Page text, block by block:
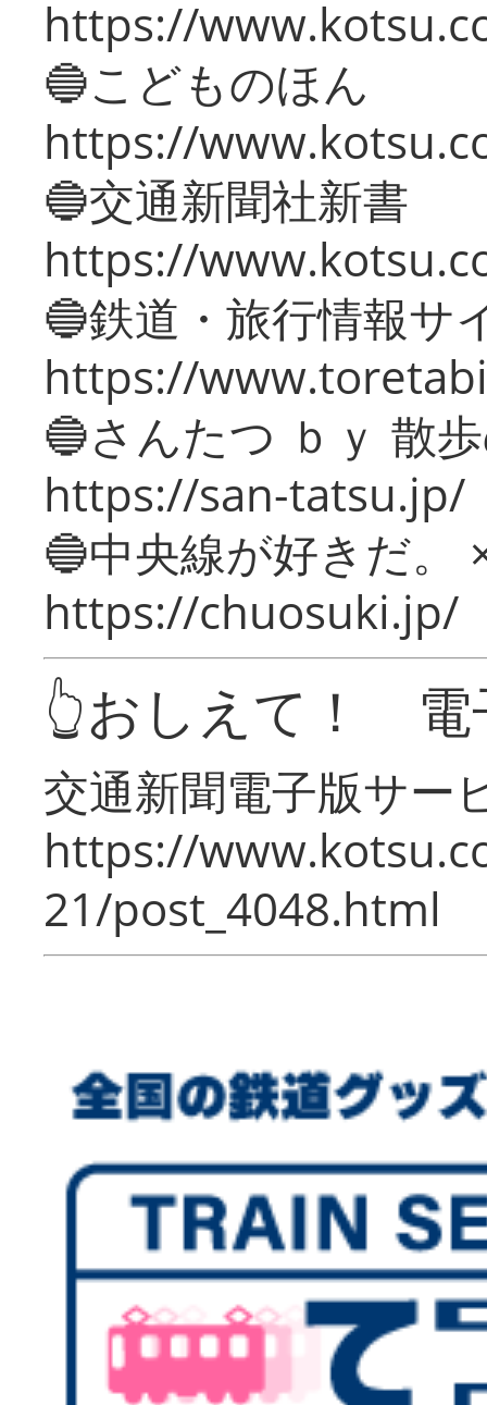
https://
🔵こどものほん
https://
🔵交通新聞社新書
https://
🔵鉄道・旅行情報サ
https://
🔵さんたつ ｂｙ 散
https://san-tatsu.jp/
🔵中央線が好きだ。
https://chuosuki.jp/
👆おしえて！ 電
交通新聞電子版サー
https://
21/post_4048.html